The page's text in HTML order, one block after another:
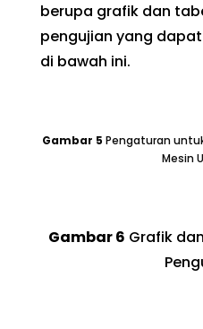
berupa grafik dan
pengujian yang
di bawah ini.
Gambar 5 Pengaturan
Mesin
Gambar6 Grafik